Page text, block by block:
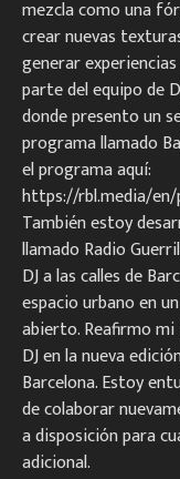
mezcla como una
crear nuevas
generar
parte del equipo de
donde presento un
programa llamado
el programa aquí:
https://rbl.media/
También estoy
llamado Radio
DJ a las calles de
espacio urbano en
abierto. Reafirmo
DJ en la nueva
Barcelona. Estoy
de colaborar
a disposición para
adicional.